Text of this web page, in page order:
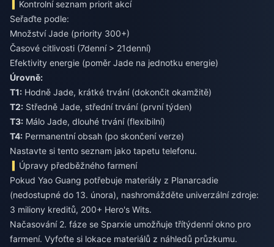
Kontrolní seznam priorit akcí
Seřaďte podle:
Množství Jade (priority 300+)
Časové citlivosti (7denní > 21denní)
Efektivity energie (poměr Jade na jednotku energie)
Úrovně:
T1: Hodně Jade, krátké trvání (dokončit okamžitě)
T2: Středně Jade, střední trvání (první týden)
T3: Málo Jade, dlouhé trvání (flexibilní)
T4: Permanentní obsah (po skončení verze)
Nastavte si tento seznam jako tapetu telefonu.
Úpravy předběžného farmení
Pokud Yao Guang potřebuje materiály z Planarcadie
(nedostupné do 13. února), nashromážděte univerzální zdroje:
3 miliony kreditů, 200+ Hero's Wits.
Načasování 2. fáze se Sparxie umožňuje třítýdenní okno pro
farmení. Vyfoťte si lokace materiálů z náhledů průzkumu.